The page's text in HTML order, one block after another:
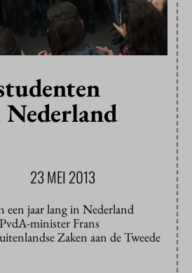
23 MEI 2013
een jaar lang in Nederland
minister Frans
Zaken aan de Tweede